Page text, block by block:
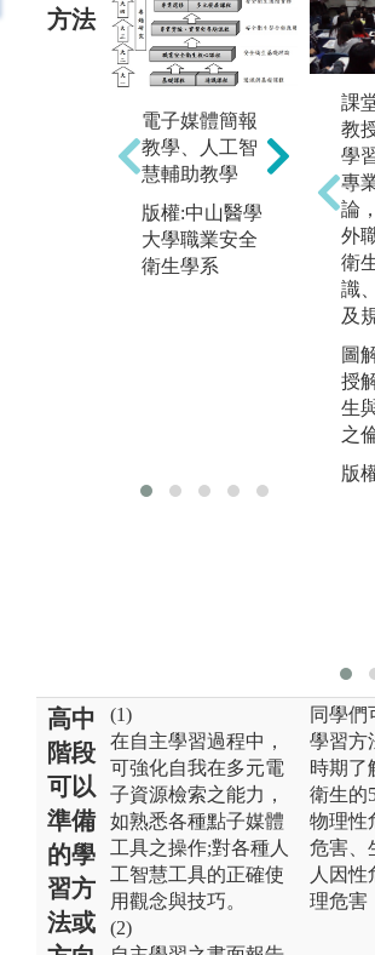
方法
電子媒體簡報
教學、人工智
慧輔助教學
版權:中山醫學
大學職業安全
衛生學系
iLMS
圖
平台
版
大學
課
教
學
專
論
外
衛
識
及
圖
授
生
之
版
高中
階段
可以
準備
的學
習方
法或
(1)
在自主學習過程中，
可強化自我在多元電
子資源檢索之能力，
如熟悉各種點子媒體
工具之操作;對各種人
工智慧工具的正確使
用觀念與技巧。
(2)
同學們
學習方
時期了
衛生的
物理性
危害、
人因
理危害